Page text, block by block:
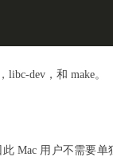
dev，和 make。
Mac 用户不需要单